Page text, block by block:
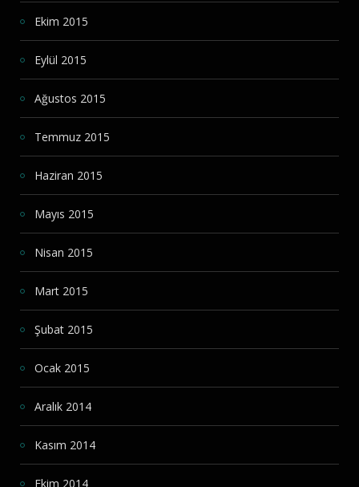
Ekim 2015
Eylül 2015
Ağustos 2015
Temmuz 2015
Haziran 2015
Mayıs 2015
Nisan 2015
Mart 2015
Şubat 2015
Ocak 2015
Aralık 2014
Kasım 2014
Ekim 2014